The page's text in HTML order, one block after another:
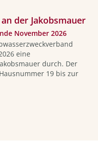
der Jakobsmauer
November 2026
eine
durch. Der
19 bis zur